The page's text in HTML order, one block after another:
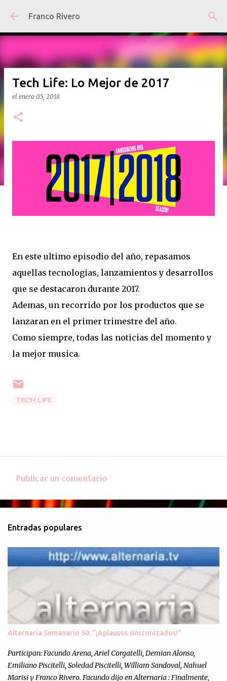
Ir al contenido principal
Franco Rivero
Tech Life: Lo Mejor de 2017
el enero 05, 2018
En este ultimo episodio del año, repasamos
aquellas tecnologias, lanzamientos y desarrollos
que se destacaron durante 2017.
Ademas, un recorrido por los productos que se
lanzaran en el primer trimestre del año.
Como siempre, todas las noticias del momento y
la mejor musica.
TECH LIFE
o
e
n
t
o
s
Publicar un comentario
Entradas populares
Alternaria Semanario 50: "¡Aplausos sincronizados!"
Participan: Facundo Arena, Ariel Corgatelli, Demian Alonso,
Emiliano Piscitelli, Soledad Piscitelli, William Sandoval, Nahuel
Marisi y Franco Rivero. Facundo dijo en Alternaria : Finalmente,